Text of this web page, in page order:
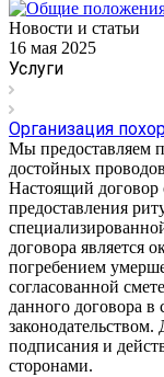
Новости и статьи
16 мая 2025
Услуги
Организация
Мы предоставляем
достойных
Настоящий договор
предоставления
договора является
погребением
согласованной
данного договора
подписания и
сторонами.